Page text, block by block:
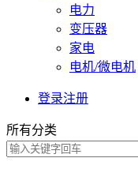
电力
变压器
家电
电机/微电机
登录注册
所有分类